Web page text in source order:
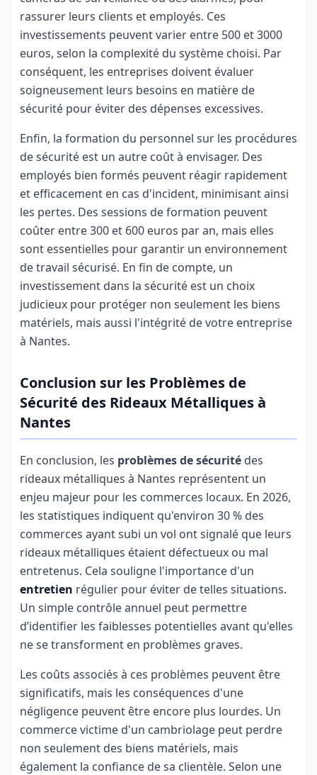
rassurer leurs clients et employés. Ces
investissements peuvent varier entre 500 et 3000
euros, selon la complexité du système choisi. Par
conséquent, les entreprises doivent évaluer
soigneusement leurs besoins en matière de
sécurité pour éviter des dépenses excessives.
Enfin, la formation du personnel sur les procédures
de sécurité est un autre coût à envisager. Des
employés bien formés peuvent réagir rapidement
et efficacement en cas d'incident, minimisant ainsi
les pertes. Des sessions de formation peuvent
coûter entre 300 et 600 euros par an, mais elles
sont essentielles pour garantir un environnement
de travail sécurisé. En fin de compte, un
investissement dans la sécurité est un choix
judicieux pour protéger non seulement les biens
matériels, mais aussi l'intégrité de votre entreprise
à Nantes.
Conclusion sur les Problèmes de
Sécurité des Rideaux Métalliques à
Nantes
En conclusion, les problèmes de sécurité des
rideaux métalliques à Nantes représentent un
enjeu majeur pour les commerces locaux. En 2026,
les statistiques indiquent qu'environ 30 % des
commerces ayant subi un vol ont signalé que leurs
rideaux métalliques étaient défectueux ou mal
entretenus. Cela souligne l'importance d'un
entretien régulier pour éviter de telles situations.
Un simple contrôle annuel peut permettre
d’identifier les faiblesses potentielles avant qu'elles
ne se transforment en problèmes graves.
Les coûts associés à ces problèmes peuvent être
significatifs, mais les conséquences d'une
négligence peuvent être encore plus lourdes. Un
commerce victime d'un cambriolage peut perdre
non seulement des biens matériels, mais
également la confiance de sa clientèle. Selon une